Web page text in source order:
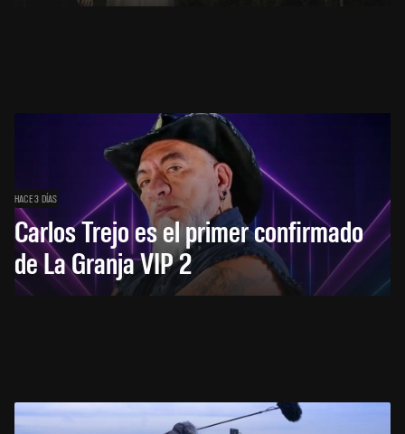
HACE 3 DÍAS
Carlos Trejo es el primer confirmado
de La Granja VIP 2